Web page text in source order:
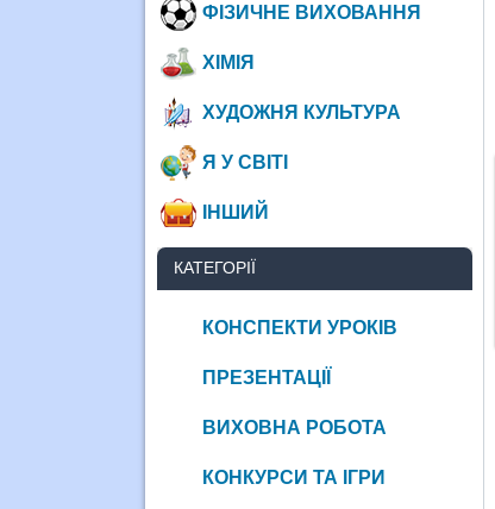
ФІЗИЧНЕ ВИХОВАННЯ
ХІМІЯ
ХУДОЖНЯ КУЛЬТУРА
Я У СВІТІ
ІНШИЙ
КАТЕГОРІЇ
КОНСПЕКТИ УРОКІВ
ПРЕЗЕНТАЦІЇ
ВИХОВНА РОБОТА
КОНКУРСИ ТА ІГРИ